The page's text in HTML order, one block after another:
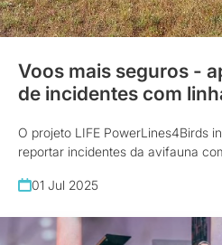
Voos mais seguros -
de incidentes com
O projeto LIFE PowerLines4Birds
reportar incidentes da avifauna
01 Jul 2025